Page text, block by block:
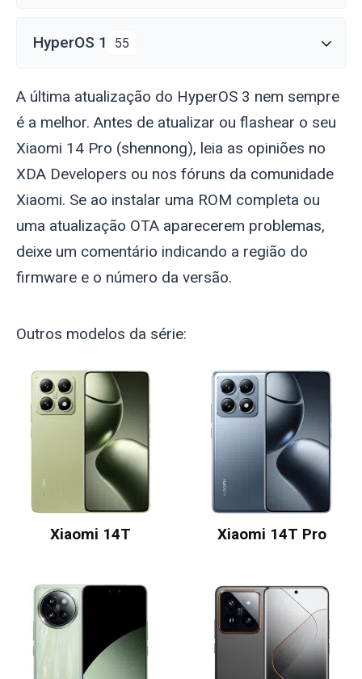
HyperOS 1 55
A última atualização do HyperOS 3 nem sempre
é a melhor. Antes de atualizar ou flashear o seu
Xiaomi 14 Pro (shennong), leia as opiniões no
XDA Developers ou nos fóruns da comunidade
Xiaomi. Se ao instalar uma ROM completa ou
uma atualização OTA aparecerem problemas,
deixe um comentário indicando a região do
firmware e o número da versão.
Outros modelos da série:
Xiaomi 14T Xiaomi 14T Pro